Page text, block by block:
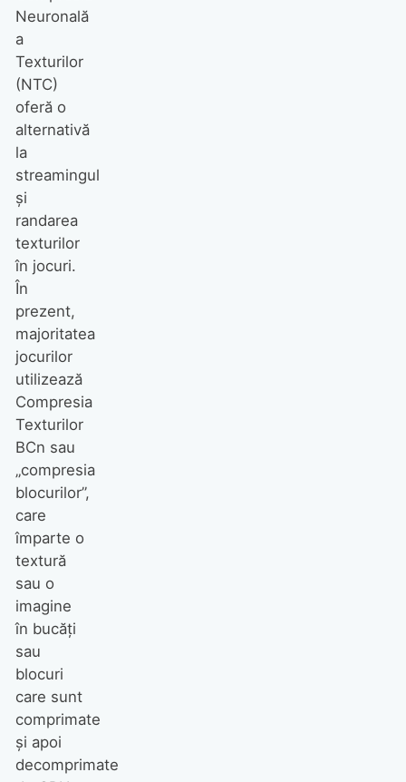
Neuronală
a
Texturilor
(NTC)
oferă o
alternativă
la
streamingul
și
randarea
texturilor
în jocuri.
În
prezent,
majoritatea
jocurilor
utilizează
Compresia
Texturilor
BCn sau
„compresia
blocurilor”,
care
împarte o
textură
sau o
imagine
în bucăți
sau
blocuri
care sunt
comprimate
și apoi
decomprimate